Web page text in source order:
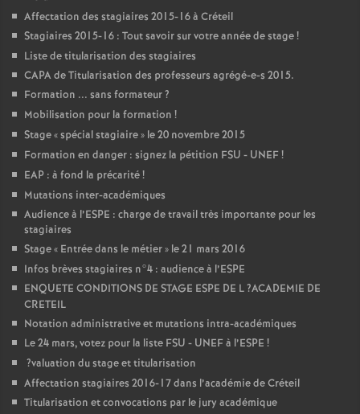
Affectation des stagiaires 2015-16 à Créteil
Stagiaires 2015-16 : Tout savoir sur votre année de stage!
Liste de titularisation des stagiaires
CAPAde Titularisation des professeurs agrégé-e-s 2015.
Formation ... sans formateur?
Mobilisation pour la formation !
Stage «spécial stagiaire» le 20 novembre 2015
Formation en danger : signez la pétition FSU - UNEF!
EAP : à fond la précarité!
Mutations inter-académiques
Audience à l’ESPE : charge de travail très importante pour les
stagiaires
Stage « Entrée dans le métier» le 21 mars 2016
Infos brèves stagiaires n°4 : audience à l’ESPE
ENQUETE CONDITIONS DE STAGE ESPE DE L?ACADEMIE DE
CRETEIL
Notation administrative et mutations intra-académiques
Le 24 mars, votez pour la liste FSU - UNEFà l’ESPE !
?valuation du stage et titularisation
Affectation stagiaires 2016-17 dans l’académie de Créteil
Titularisation et convocations par le jury académique